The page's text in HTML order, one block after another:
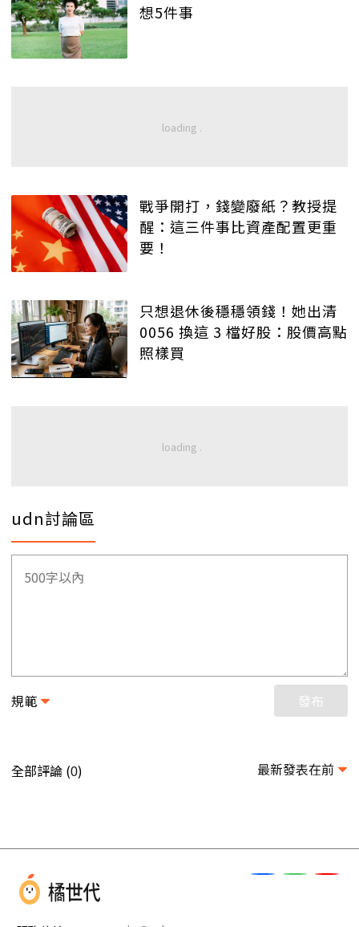
想5件事
戰爭開打，錢變廢紙？教授提
醒：這三件事比資產配置更重
要！
只想退休後穩穩領錢！她出清
0056 換這 3 檔好股：股價高點
照樣買
udn討論區
規範 發布
全部評論 (0) 最新發表在前